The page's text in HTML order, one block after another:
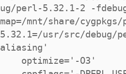
ug/perl-5.32.1-2 -
map=/mnt/share/
5.32.1=/usr/src/
aliasing'